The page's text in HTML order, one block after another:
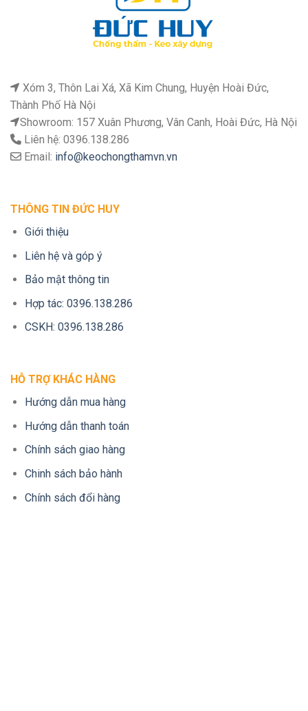
Xóm 3, Thôn Lai Xá, Xã Kim Chung, Huyện Hoài Đức,
Thành Phố Hà Nội
Showroom: 157 Xuân Phương, Vân Canh, Hoài Đức, Hà Nội
Liên hệ: 0396.138.286
Email: info@keochongthamvn.vn
THÔNG TIN ĐỨC HUY
Giới thiệu
Liên hệ và góp ý
Bảo mật thông tin
Hợp tác: 0396.138.286
CSKH: 0396.138.286
HỖ TRỢ KHÁC HÀNG
Hướng dẫn mua hàng
Hướng dẫn thanh toán
Chính sách giao hàng
Chinh sách bảo hành
Chính sách đổi hàng